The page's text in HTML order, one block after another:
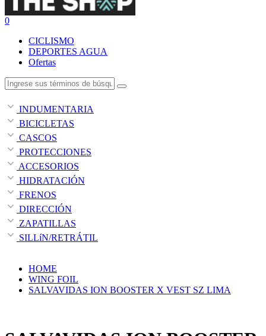
0
CICLISMO
DEPORTES AGUA
Ofertas
INDUMENTARIA
BICICLETAS
CASCOS
PROTECCIONES
ACCESORIOS
HIDRATACIÓN
FRENOS
DIRECCIÓN
ZAPATILLAS
SILLíN/RETRÁTIL
HOME
WING FOIL
SALVAVIDAS ION BOOSTER X VEST SZ LIMA